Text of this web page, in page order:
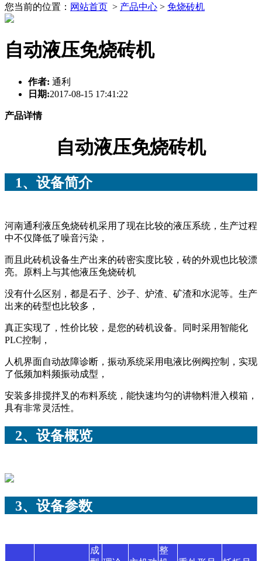
您当前的位置： 网站首页 > 产品中心 > 免烧砖机
自动液压免烧砖机
作者: 通利
日期:2017-08-15 17:41:22
产品详情
自动液压免烧砖机
1、设备简介
河南通利液压免烧砖机采用了现在比较的液压系统，生产过程
中不仅降低了噪音污染，
而且此砖机设备生产出来的砖密实度比较，砖的外观也比较漂
亮。原料上与其他液压免烧砖机
没有什么区别，都是石子、沙子、炉渣、矿渣和水泥等。生产
出来的砖型也比较多，
真正实现了，性价比较，是您的砖机设备。同时采用智能化
PLC控制，
人机界面自动故障诊断，振动系统采用电液比例阀控制，实现
了低频加料频振动成型，
安装多排搅拌叉的布料系统，能快速均匀的讲物料泄入模箱，
具有非常灵活性。
2、设备概览
3、设备参数
成
整